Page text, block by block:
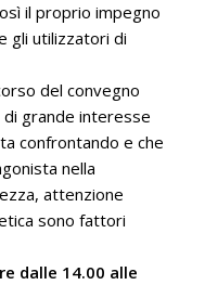
il proprio impegno
gli utilizzatori di
del convegno
grande interesse
confrontando e che
nella
attenzione
sono fattori
dalle 14.00 alle